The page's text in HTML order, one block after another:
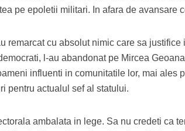
pe epoletii militari. In afara de avansare
remarcat cu absolut nimic care sa
l-au abandonat pe Mircea Geoana
influenti in comunitatile lor, mai ales
pentru actualul sef al statului.
ambalata in lege. Sa nu credeti ca